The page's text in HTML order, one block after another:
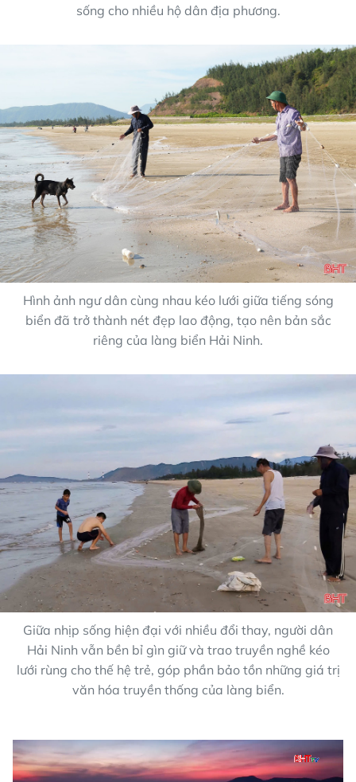
sống cho nhiều hộ dân địa phương.
Hình ảnh ngư dân cùng nhau kéo lưới giữa tiếng sóng
biển đã trở thành nét đẹp lao động, tạo nên bản sắc
riêng của làng biển Hải Ninh.
Giữa nhịp sống hiện đại với nhiều đổi thay, người dân
Hải Ninh vẫn bền bỉ gìn giữ và trao truyền nghề kéo
lưới rùng cho thế hệ trẻ, góp phần bảo tồn những giá trị
văn hóa truyền thống của làng biển.